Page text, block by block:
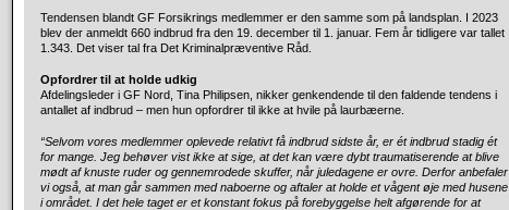
Tendensen blandt GF Forsikrings medlemmer er den samme som på landsplan. I 2023
blev der anmeldt 660 indbrud fra den 19. december til 1. januar. Fem år tidligere var tallet
1.343. Det viser tal fra Det Kriminalpræventive Råd.
Opfordrer til at holde udkig
Afdelingsleder i GF Nord, Tina Philipsen, nikker genkendende til den faldende tendens i
antallet af indbrud – men hun opfordrer til ikke at hvile på laurbæerne.
“Selvom vores medlemmer oplevede relativt få indbrud sidste år, er ét indbrud stadig ét
for mange. Jeg behøver vist ikke at sige, at det kan være dybt traumatiserende at blive
mødt af knuste ruder og gennemrodede skuffer, når juledagene er ovre. Derfor anbefaler
vi også, at man går sammen med naboerne og aftaler at holde et vågent øje med husene
i området. I det hele taget er et konstant fokus på forebyggelse helt afgørende for at